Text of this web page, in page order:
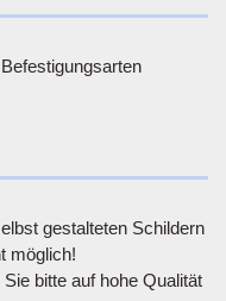
gestalteten Schildern
möglich!
bitte auf hohe Qualität